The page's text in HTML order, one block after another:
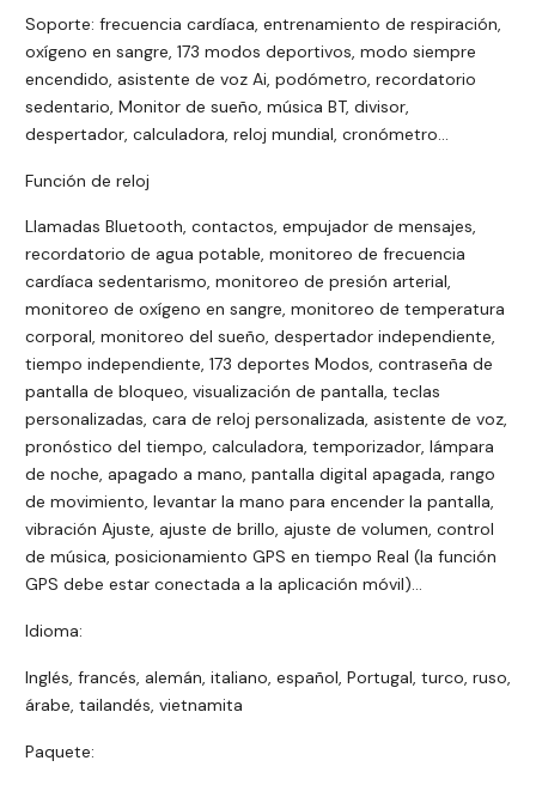
Soporte: frecuencia cardíaca, entrenamiento de respiración,
oxígeno en sangre, 173 modos deportivos, modo siempre
encendido, asistente de voz Ai, podómetro, recordatorio
sedentario, Monitor de sueño, música BT, divisor,
despertador, calculadora, reloj mundial, cronómetro...
Función de reloj
Llamadas Bluetooth, contactos, empujador de mensajes,
recordatorio de agua potable, monitoreo de frecuencia
cardíaca sedentarismo, monitoreo de presión arterial,
monitoreo de oxígeno en sangre, monitoreo de temperatura
corporal, monitoreo del sueño, despertador independiente,
tiempo independiente, 173 deportes Modos, contraseña de
pantalla de bloqueo, visualización de pantalla, teclas
personalizadas, cara de reloj personalizada, asistente de voz,
pronóstico del tiempo, calculadora, temporizador, lámpara
de noche, apagado a mano, pantalla digital apagada, rango
de movimiento, levantar la mano para encender la pantalla,
vibración Ajuste, ajuste de brillo, ajuste de volumen, control
de música, posicionamiento GPS en tiempo Real (la función
GPS debe estar conectada a la aplicación móvil)...
Idioma:
Inglés, francés, alemán, italiano, español, Portugal, turco, ruso,
árabe, tailandés, vietnamita
Paquete: